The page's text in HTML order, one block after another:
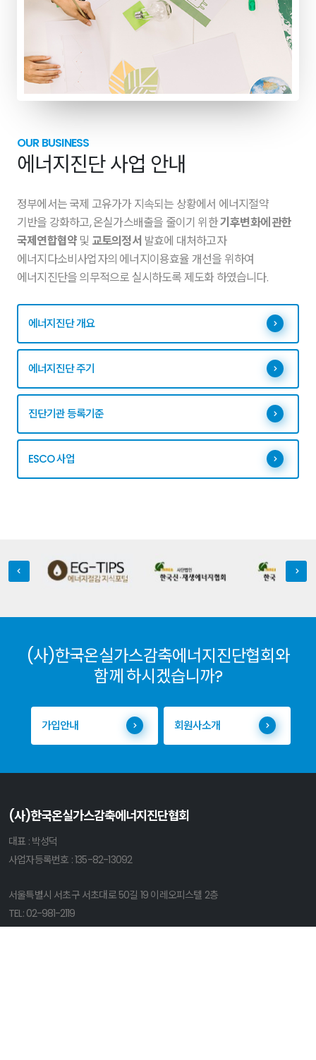
OUR BUSINESS
에너지진단 사업 안내
정부에서는 국제 고유가가 지속되는 상황에서 에너지절약
기반을 강화하고, 온실가스배출을 줄이기 위한기후변화에 관한
국제연합협약 및 교토의정서 발효에 대처하고자
에너지다소비사업자의 에너지이용효율 개선을 위하여
에너지진단을 의무적으로 실시하도록 제도화 하였습니다.
에너지진단 개요
에너지진단 주기
진단기관 등록기준
ESCO 사업
(사)한국온실가스감축에너지진단협회와
함께 하시겠습니까?
가입안내 회원사소개
(사)한국온실가스감축에너지진단협회
대표 : 박성덕
사업자등록번호 : 135-82-13092
서울특별시 서초구 서초대로 50길 19 이레오피스텔 2층
TEL: 02-981-2119